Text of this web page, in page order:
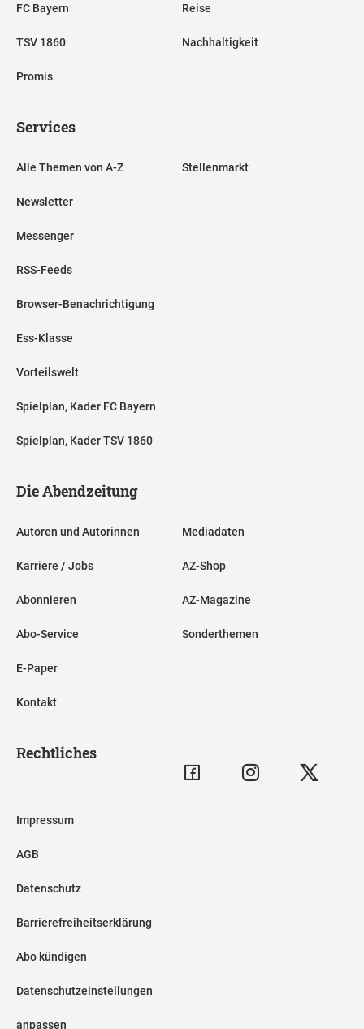
FC Bayern
TSV 1860
Promis
Reise
Nachhaltigkeit
Services
Alle Themen von A-Z
Newsletter
Messenger
RSS-Feeds
Browser-Benachrichtigung
Ess-Klasse
Vorteilswelt
Spielplan, Kader FC Bayern
Spielplan, Kader TSV 1860
Stellenmarkt
Die Abendzeitung
Autoren und Autorinnen
Karriere / Jobs
Abonnieren
Abo-Service
E-Paper
Kontakt
Mediadaten
AZ-Shop
AZ-Magazine
Sonderthemen
Rechtliches
Impressum
AGB
Datenschutz
Barrierefreiheitserklärung
Abo kündigen
Datenschutzeinstellungen
anpassen